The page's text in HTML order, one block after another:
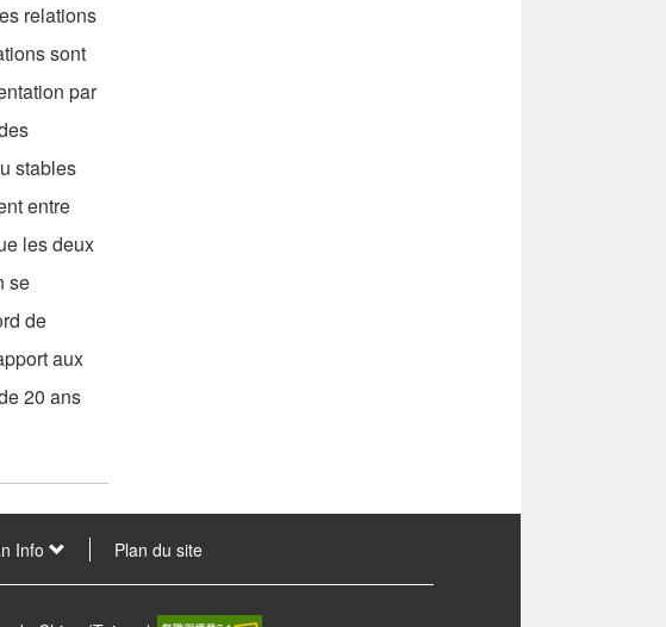
relations
sont
par
stables
entre
les deux
se
de
aux
20 ans
Info Plan du site